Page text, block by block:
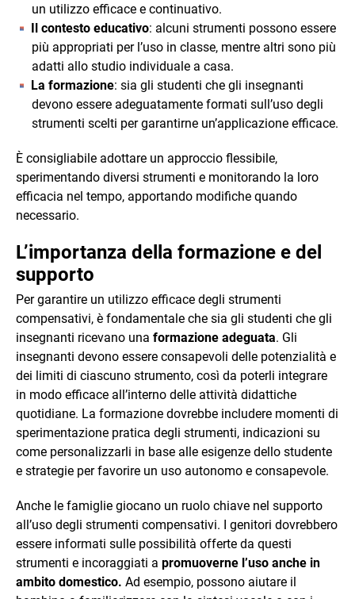
un utilizzo efficace e continuativo.
Il contesto educativo: alcuni strumenti possono essere
più appropriati per l’uso in classe, mentre altri sono più
adatti allo studio individuale a casa.
La formazione: sia gli studenti che gli insegnanti
devono essere adeguatamente formati sull’uso degli
strumenti scelti per garantirne un’applicazione efficace.
È consigliabile adottare un approccio flessibile,
sperimentando diversi strumenti e monitorando la loro
efficacia nel tempo, apportando modifiche quando
necessario.
L’importanza della formazione e del
supporto
Per garantire un utilizzo efficace degli strumenti
compensativi, è fondamentale che sia gli studenti che gli
insegnanti ricevano una formazione adeguata. Gli
insegnanti devono essere consapevoli delle potenzialità e
dei limiti di ciascuno strumento, così da poterli integrare
in modo efficace all’interno delle attività didattiche
quotidiane. La formazione dovrebbe includere momenti di
sperimentazione pratica degli strumenti, indicazioni su
come personalizzarli in base alle esigenze dello studente
e strategie per favorire un uso autonomo e consapevole.
Anche le famiglie giocano un ruolo chiave nel supporto
all’uso degli strumenti compensativi. I genitori dovrebbero
essere informati sulle possibilità offerte da questi
strumenti e incoraggiati a promuoverne l’uso anche in
ambito domestico. Ad esempio, possono aiutare il